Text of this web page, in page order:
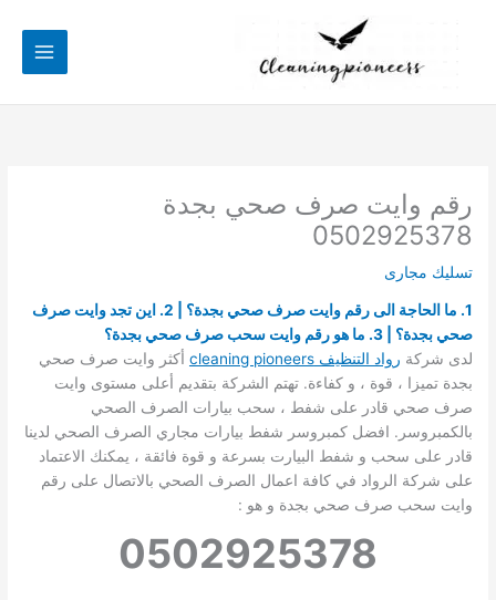
رقم وايت صرف صحي بجدة
0502925378
تسليك مجارى
1. ما الحاجة الى رقم وايت صرف صحي بجدة؟ | 2. اين تجد وايت صرف
صحي بجدة؟ | 3. ما هو رقم وايت سحب صرف صحي بجدة؟
لدى شركة ر واد التنظيف cleaning pioneers
أكثر وايت صرف صحي
بجدة تميزا ، قوة ، و كفاءة. تهتم الشركة بتقديم أعلى مستوى وايت
صرف صحي قادر على شفط ، سحب بيارات الصرف الصحي
بالكمبروسر. افضل كمبروسر شفط بيارات مجاري الصرف الصحي لدينا
قادر على سحب و شفط البيارت بسرعة و قوة فائقة ، يمكنك الاعتماد
على شركة الرواد في كافة اعمال الصرف الصحي بالاتصال على رقم
وايت سحب صرف صحي بجدة و هو :
0502925378